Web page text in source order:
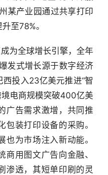
某产业园通过共享打印
至78%。
为全球增长引擎，全年
发式增长源于数字经济
投入23亿美元推进“智
电商规模突破400亿美
广告需求激增，共同推
包装打印设备的采购。
也为市场注入新动能。
用图文广告向金融、
渗透，其短单印刷的灵